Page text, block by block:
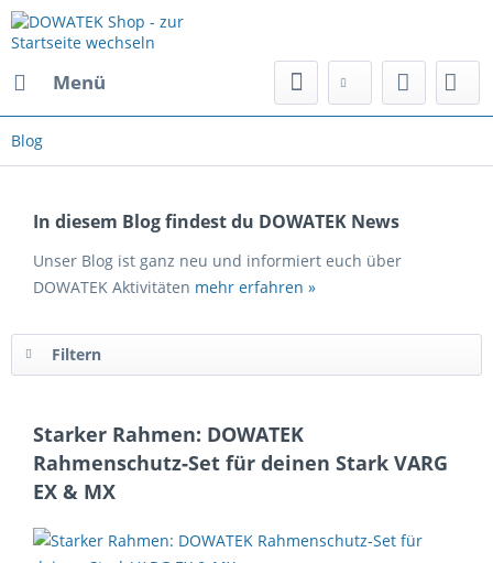
Menü
Blog
In diesem Blog findest du DOWATEK News
Unser Blog ist ganz neu und informiert euch über
DOWATEK Aktivitäten mehr erfahren »
Filtern
Starker Rahmen: DOWATEK
Rahmenschutz‑Set für deinen Stark VARG
EX & MX